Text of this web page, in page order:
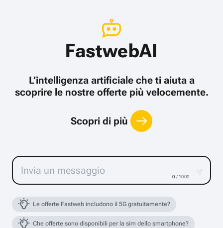
FastwebAI
L’intelligenza artificiale che ti aiuta a
scoprire le nostre offerte più velocemente.
Scopri di più
0 / 1000
Le offerte Fastweb includono il 5G gratuitamente?
Che offerte sono disponibili per la sim dello smartphone?